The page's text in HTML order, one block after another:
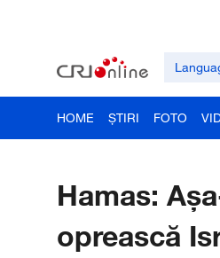
HOME ȘTIRI FOTO
Hamas:
oprească